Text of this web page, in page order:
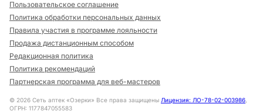
Пользовательское соглашение
Политика обработки персональных данных
Правила участия в программе лояльности
Продажа дистанционным способом
Редакционная политика
Политика рекомендаций
Партнерская программа для веб-мастеров
© 2026 Сеть аптек «Озерки» Все права защищены Лицензия: ЛО-78-02-003986,
ОГРН: 1177847055583